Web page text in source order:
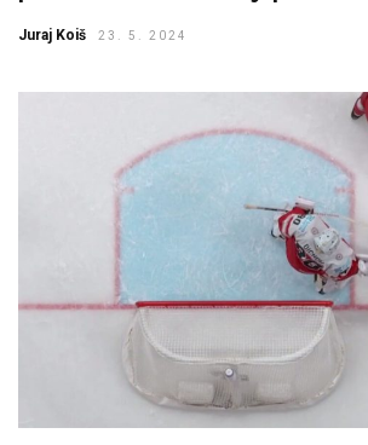
Juraj Koiš 23. 5. 2024